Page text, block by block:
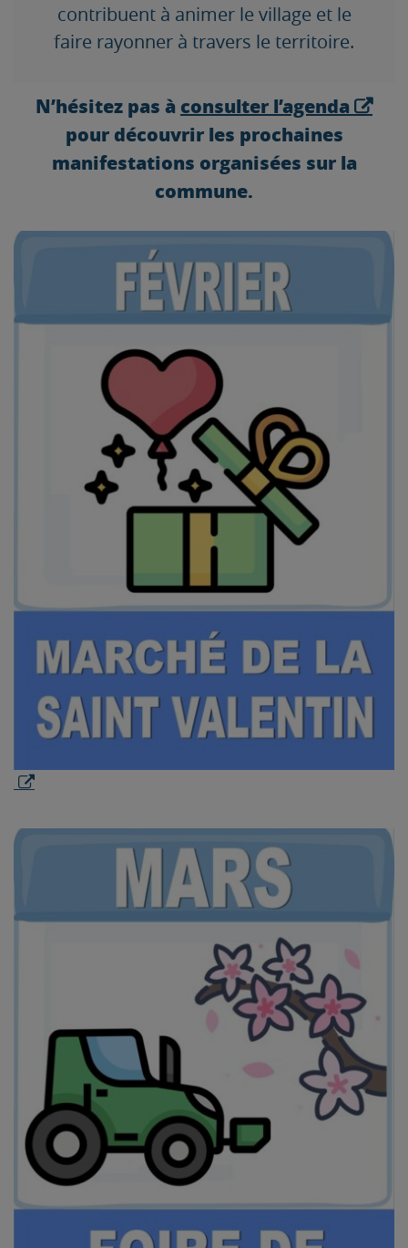
contribuent à animer le village et le
faire rayonner à travers le territoire.
N’hésitez pas à consulter l’agenda
pour découvrir les prochaines
manifestations organisées sur la
commune.